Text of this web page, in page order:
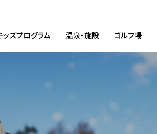
ッズプログラム 温泉・施設 ゴルフ場